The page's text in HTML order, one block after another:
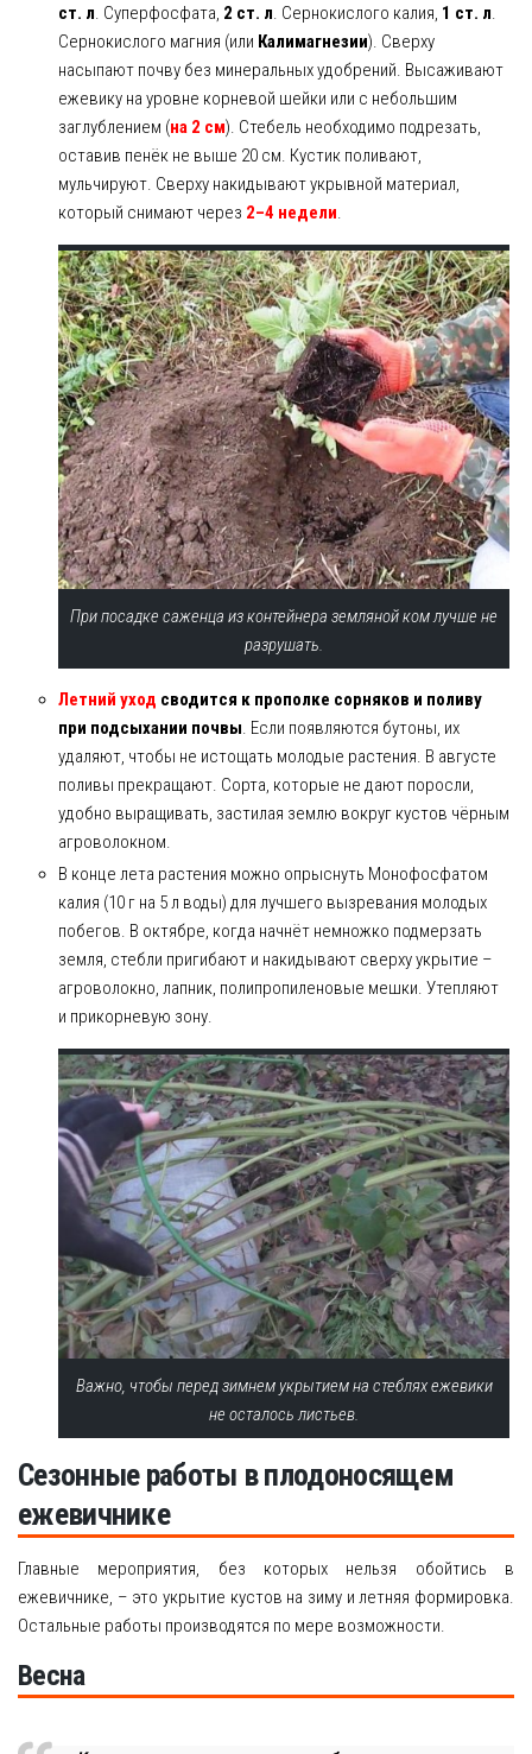
ст. л. Суперфосфата, 2 ст. л. Сернокислого калия, 1 ст. л.
Сернокислого магния (или Калимагнезии). Сверху
насыпают почву без минеральных удобрений. Высаживают
ежевику на уровне корневой шейки или с небольшим
заглублением (на 2 см). Стебель необходимо подрезать,
оставив пенёк не выше 20 см. Кустик поливают,
мульчируют. Сверху накидывают укрывной материал,
который снимают через 2–4 недели.
При посадке саженца из контейнера земляной ком лучше не
разрушать.
Летний уход сводится к прополке сорняков и поливу
при подсыхании почвы . Если появляются бутоны, их
удаляют, чтобы не истощать молодые растения. В августе
поливы прекращают. Сорта, которые не дают поросли,
удобно выращивать, застилая землю вокруг кустов чёрным
агроволокном.
В конце лета растения можно опрыснуть Монофосфатом
калия (10 г на 5 л воды) для лучшего вызревания молодых
побегов. В октябре, когда начнёт немножко подмерзать
земля, стебли пригибают и накидывают сверху укрытие –
агроволокно, лапник, полипропиленовые мешки. Утепляют
и прикорневую зону.
Важно, чтобы перед зимнем укрытием на стеблях ежевики
не осталось листьев.
Сезонные работы в плодоносящем
ежевичнике
Главные мероприятия, без которых нельзя обойтись в
ежевичнике, – это укрытие кустов на зиму и летняя формировка.
Остальные работы производятся по мере возможности.
Весна